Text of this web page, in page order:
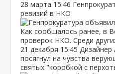
28 марта 15:46
ревизий в НКО
Как сообщалось ранее, в
проверок НКО. Среди
21 декабря 15:45 Дизайнер
посягнул на чувства
святых "коробкой с